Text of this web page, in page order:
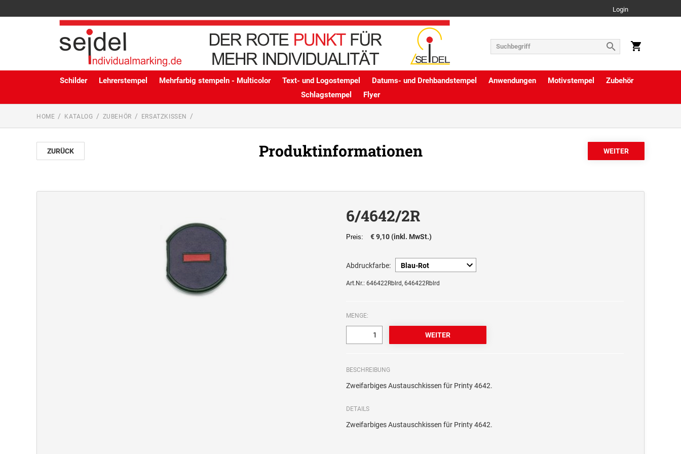
Login
Schilder Lehrerstempel Mehrfarbig stempeln - Multicolor Text- und Logostempel Datums- und Drehbandstempel Anwendungen Motivstempel
Zubehör
Schlagstempel
Flyer
HOME KATALOG ZUBEHÖR ERSATZKISSEN
ZURÜCK Produktinformationen
6/4642/2R
Preis: € 9,10 (inkl. MwSt.)
Abdruckfarbe:
Art.Nr.: 646422Rblrd, 646422Rblrd
MENGE:
BESCHREIBUNG
Zweifarbiges Austauschkissen für Printy 4642.
DETAILS
Zweifarbiges Austauschkissen für Printy 4642.